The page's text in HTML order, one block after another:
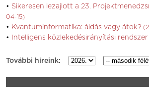
Sikeresen lezajlott a 23.
04-15)
Kvantuminformatika: áldás vagy átok?
Intelligens közlekedésirányítási rendszer
További híreink: